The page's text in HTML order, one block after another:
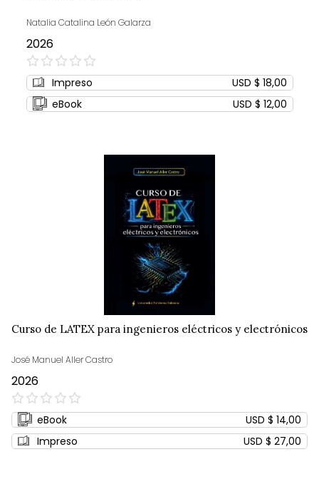
Natalia Catalina León Galarza
2026
0%
Impreso
USD $ 18,00
eBook
USD $ 12,00
Curso de LATEX para ingenieros eléctricos y electrónicos
José Manuel Aller Castro
2026
0%
eBook
USD $ 14,00
Impreso
USD $ 27,00